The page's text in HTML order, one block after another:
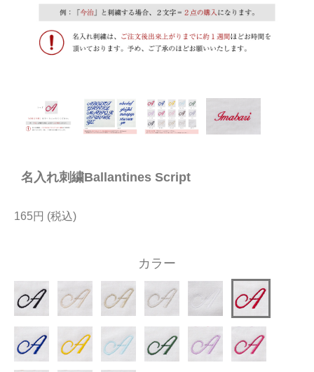
刺繍について
お買い物ガイド
当サイトについて
大量購入・法人向けの購入の方は
お問い合わせ
名入れ刺繍Ballantines Script
165円
カラー